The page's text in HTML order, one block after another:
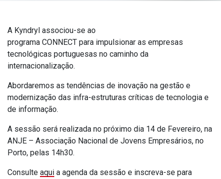
A Kyndryl associou-se ao
programa CONNECT para impulsionar as empresas
tecnológicas portuguesas no caminho da
internacionalização.
Abordaremos as tendências de inovação na gestão e
modernização das infra-estruturas críticas de tecnologia e
de informação.
A sessão será realizada no próximo dia 14 de Fevereiro, na
ANJE – Associação Nacional de Jovens Empresários, no
Porto, pelas 14h30.
Consulte aqui a agenda da sessão e inscreva-se para